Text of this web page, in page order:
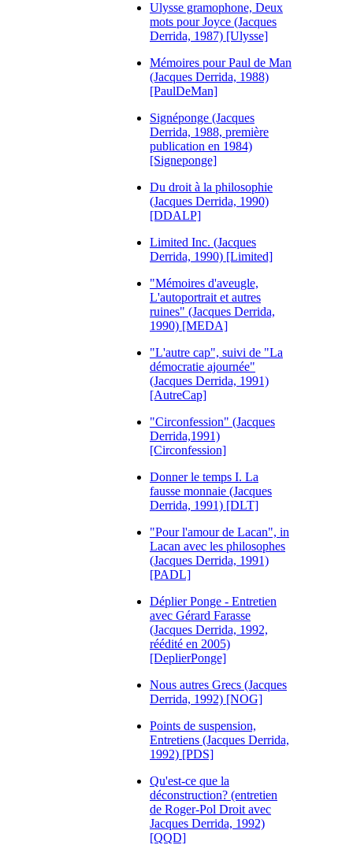
Ulysse gramophone, Deux
mots pour Joyce (Jacques
Derrida, 1987) [Ulysse]
Mémoires pour Paul de Man
(Jacques Derrida, 1988)
[PaulDeMan]
Signéponge (Jacques
Derrida, 1988, première
publication en 1984)
[Signeponge]
Du droit à la philosophie
(Jacques Derrida, 1990)
[DDALP]
Limited Inc. (Jacques
Derrida, 1990) [Limited]
"Mémoires d'aveugle,
L'autoportrait et autres
ruines" (Jacques Derrida,
1990) [MEDA]
"L'autre cap", suivi de "La
démocratie ajournée"
(Jacques Derrida, 1991)
[AutreCap]
"Circonfession" (Jacques
Derrida,1991)
[Circonfession]
Donner le temps I. La
fausse monnaie (Jacques
Derrida, 1991) [DLT]
"Pour l'amour de Lacan", in
Lacan avec les philosophes
(Jacques Derrida, 1991)
[PADL]
Déplier Ponge - Entretien
avec Gérard Farasse
(Jacques Derrida, 1992,
réédité en 2005)
[DeplierPonge]
Nous autres Grecs (Jacques
Derrida, 1992) [NOG]
Points de suspension,
Entretiens (Jacques Derrida,
1992) [PDS]
Qu'est-ce que la
déconstruction? (entretien
de Roger-Pol Droit avec
Jacques Derrida, 1992)
[QQD]